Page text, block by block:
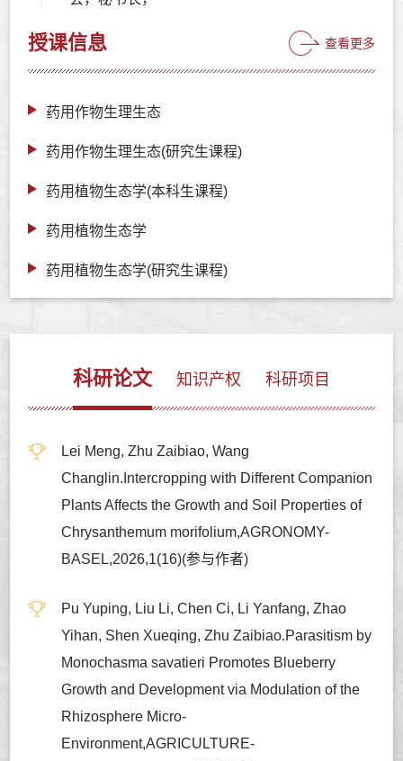
授课信息 查看更多
药用作物生理生态
药用作物生理生态(研究生课程)
药用植物生态学(本科生课程)
药用植物生态学
药用植物生态学(研究生课程)
科研论文 知识产权 科研项目
Lei Meng, Zhu Zaibiao, Wang
Changlin.Intercropping with Different Companion
Plants Affects the Growth and Soil Properties of
Chrysanthemum morifolium,AGRONOMY-
BASEL,2026,1(16)(参与作者)
Pu Yuping, Liu Li, Chen Ci, Li Yanfang, Zhao
Yihan, Shen Xueqing, Zhu Zaibiao.Parasitism by
Monochasma savatieri Promotes Blueberry
Growth and Development via Modulation of the
Rhizosphere Micro-
Environment,AGRICULTURE-